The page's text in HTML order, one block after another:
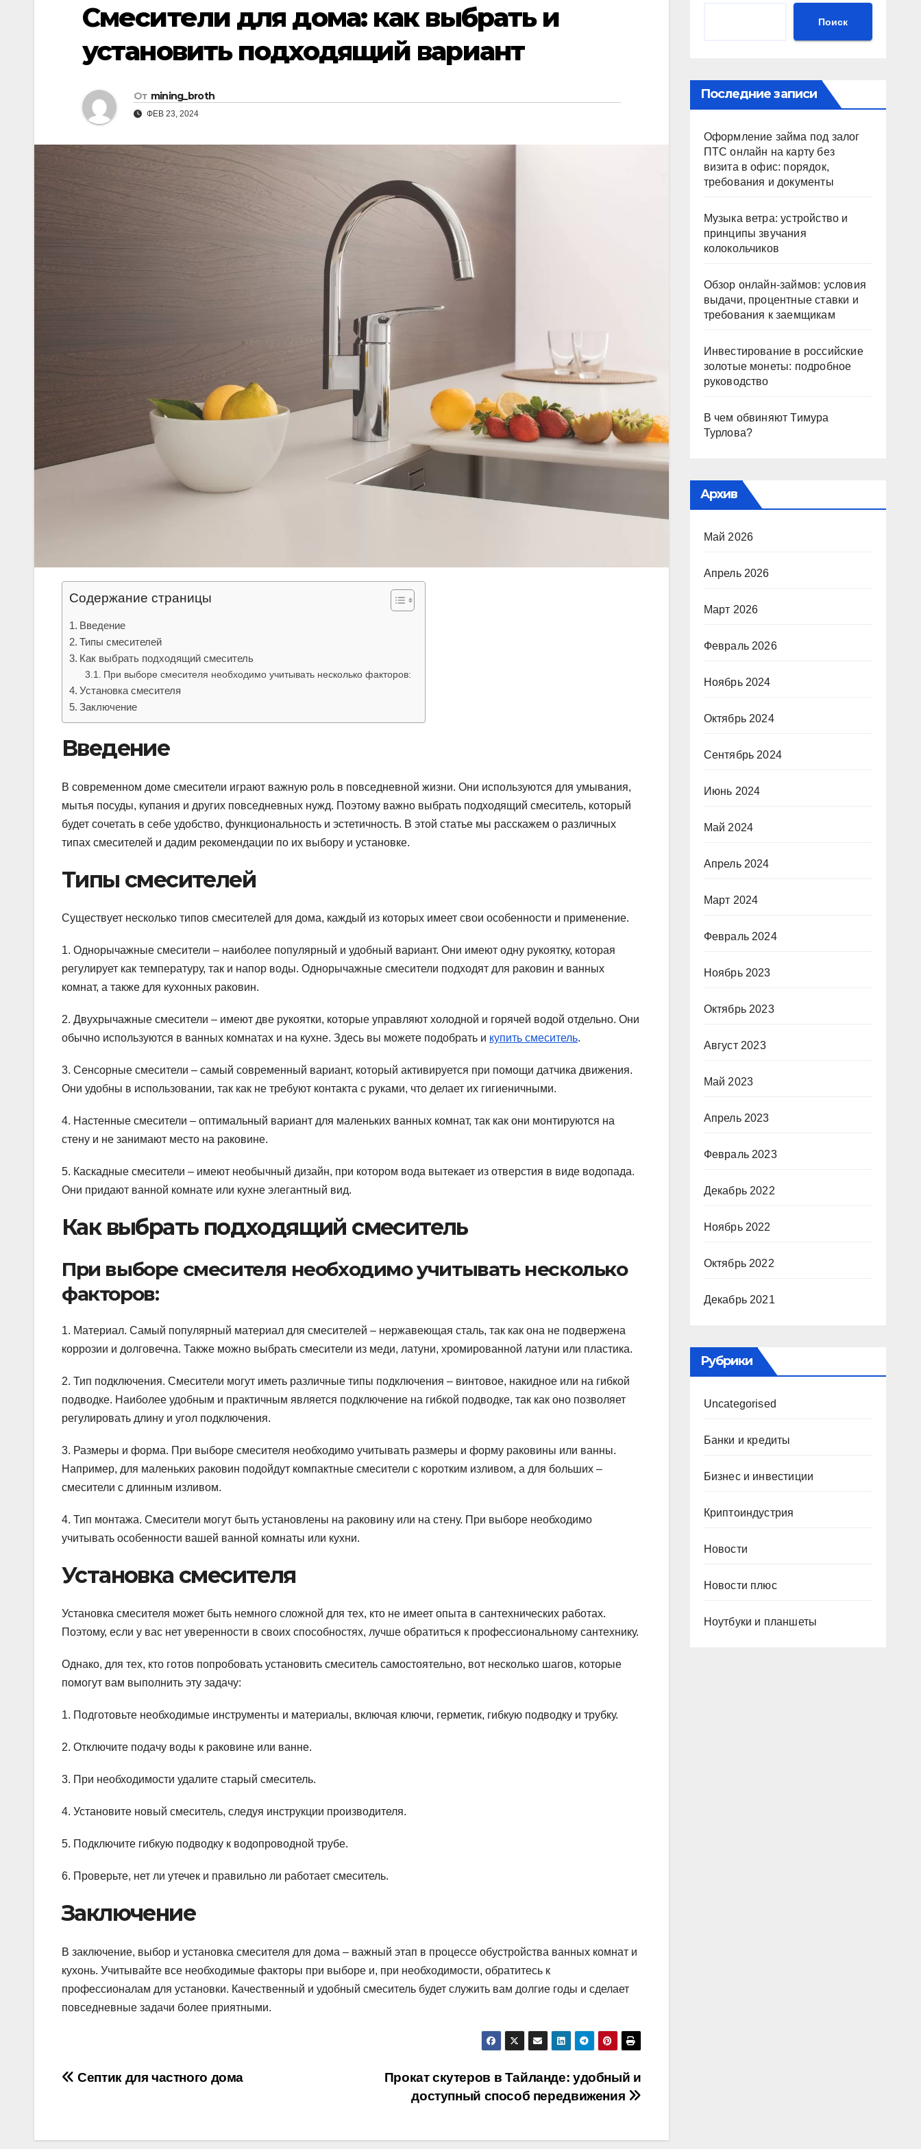
Смесители для дома: как выбрать и
установить подходящий вариант
От mining_broth
ФЕВ 23, 2024
Содержание страницы
Введение
Типы смесителей
Как выбрать подходящий смеситель
При выборе смесителя необходимо учитывать несколько факторов:
Установка смесителя
Заключение
Введение
В современном доме смесители играют важную роль в повседневной жизни. Они используются для умывания,
мытья посуды, купания и других повседневных нужд. Поэтому важно выбрать подходящий смеситель, который
будет сочетать в себе удобство, функциональность и эстетичность. В этой статье мы расскажем о различных
типах смесителей и дадим рекомендации по их выбору и установке.
Типы смесителей
Существует несколько типов смесителей для дома, каждый из которых имеет свои особенности и применение.
1. Однорычажные смесители – наиболее популярный и удобный вариант. Они имеют одну рукоятку, которая
регулирует как температуру, так и напор воды. Однорычажные смесители подходят для раковин и ванных
комнат, а также для кухонных раковин.
2. Двухрычажные смесители – имеют две рукоятки, которые управляют холодной и горячей водой отдельно. Они
обычно используются в ванных комнатах и на кухне. Здесь вы можете подобрать и купить смеситель.
3. Сенсорные смесители – самый современный вариант, который активируется при помощи датчика движения.
Они удобны в использовании, так как не требуют контакта с руками, что делает их гигиеничными.
4. Настенные смесители – оптимальный вариант для маленьких ванных комнат, так как они монтируются на
стену и не занимают место на раковине.
5. Каскадные смесители – имеют необычный дизайн, при котором вода вытекает из отверстия в виде водопада.
Они придают ванной комнате или кухне элегантный вид.
Как выбрать подходящий смеситель
При выборе смесителя необходимо учитывать несколько
факторов:
1. Материал. Самый популярный материал для смесителей – нержавеющая сталь, так как она не подвержена
коррозии и долговечна. Также можно выбрать смесители из меди, латуни, хромированной латуни или пластика.
2. Тип подключения. Смесители могут иметь различные типы подключения – винтовое, накидное или на гибкой
подводке. Наиболее удобным и практичным является подключение на гибкой подводке, так как оно позволяет
регулировать длину и угол подключения.
3. Размеры и форма. При выборе смесителя необходимо учитывать размеры и форму раковины или ванны.
Например, для маленьких раковин подойдут компактные смесители с коротким изливом, а для больших –
смесители с длинным изливом.
4. Тип монтажа. Смесители могут быть установлены на раковину или на стену. При выборе необходимо
учитывать особенности вашей ванной комнаты или кухни.
Установка смесителя
Установка смесителя может быть немного сложной для тех, кто не имеет опыта в сантехнических работах.
Поэтому, если у вас нет уверенности в своих способностях, лучше обратиться к профессиональному сантехнику.
Однако, для тех, кто готов попробовать установить смеситель самостоятельно, вот несколько шагов, которые
помогут вам выполнить эту задачу:
1. Подготовьте необходимые инструменты и материалы, включая ключи, герметик, гибкую подводку и трубку.
2. Отключите подачу воды к раковине или ванне.
3. При необходимости удалите старый смеситель.
4. Установите новый смеситель, следуя инструкции производителя.
5. Подключите гибкую подводку к водопроводной трубе.
6. Проверьте, нет ли утечек и правильно ли работает смеситель.
Заключение
В заключение, выбор и установка смесителя для дома – важный этап в процессе обустройства ванных комнат и
кухонь. Учитывайте все необходимые факторы при выборе и, при необходимости, обратитесь к
профессионалам для установки. Качественный и удобный смеситель будет служить вам долгие годы и сделает
повседневные задачи более приятными.
Навигация
записям
Прокат скутеров в Тайланде: удобный и
доступный способ передвижения
Септик для частного дома
Поиск
Последние записи
Оформление займа под залог
ПТС онлайн на карту без
визита в офис: порядок,
требования и документы
Музыка ветра: устройство и
принципы звучания
колокольчиков
Обзор онлайн-займов: условия
выдачи, процентные ставки и
требования к заемщикам
Инвестирование в российские
золотые монеты: подробное
руководство
В чем обвиняют Тимура
Турлова?
Архив
Май 2026
Апрель 2026
Март 2026
Февраль 2026
Ноябрь 2024
Октябрь 2024
Сентябрь 2024
Июнь 2024
Май 2024
Апрель 2024
Март 2024
Февраль 2024
Ноябрь 2023
Октябрь 2023
Август 2023
Май 2023
Апрель 2023
Февраль 2023
Декабрь 2022
Ноябрь 2022
Октябрь 2022
Декабрь 2021
Рубрики
Uncategorised
Банки и кредиты
Бизнес и инвестиции
Криптоиндустрия
Новости
Новости плюс
Ноутбуки и планшеты